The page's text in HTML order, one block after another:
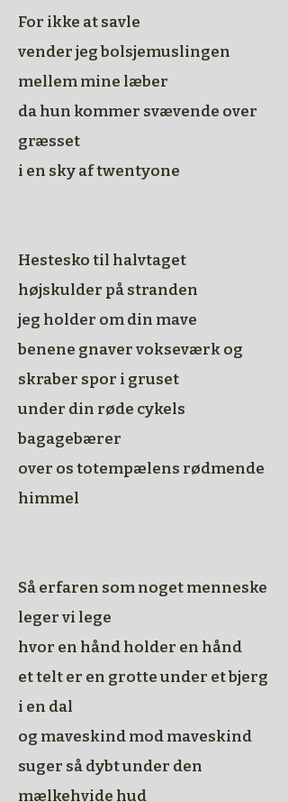
For ikke at savle
vender jeg bolsjemuslingen
mellem mine læber
da hun kommer svævende over
græsset
i en sky af twentyone
Hestesko til halvtaget
højskulder på stranden
jeg holder om din mave
benene gnaver vokseværkog
skraber spor i gruset
under din røde cykels
bagagebærer
over os totempælens rødmende
himmel
Så erfaren som noget menneske
leger vi lege
hvor en hånd holder en hånd
et telt er en grotte under et bjerg
i en dal
og maveskind mod maveskind
suger så dybt under den
mælkehvide hud